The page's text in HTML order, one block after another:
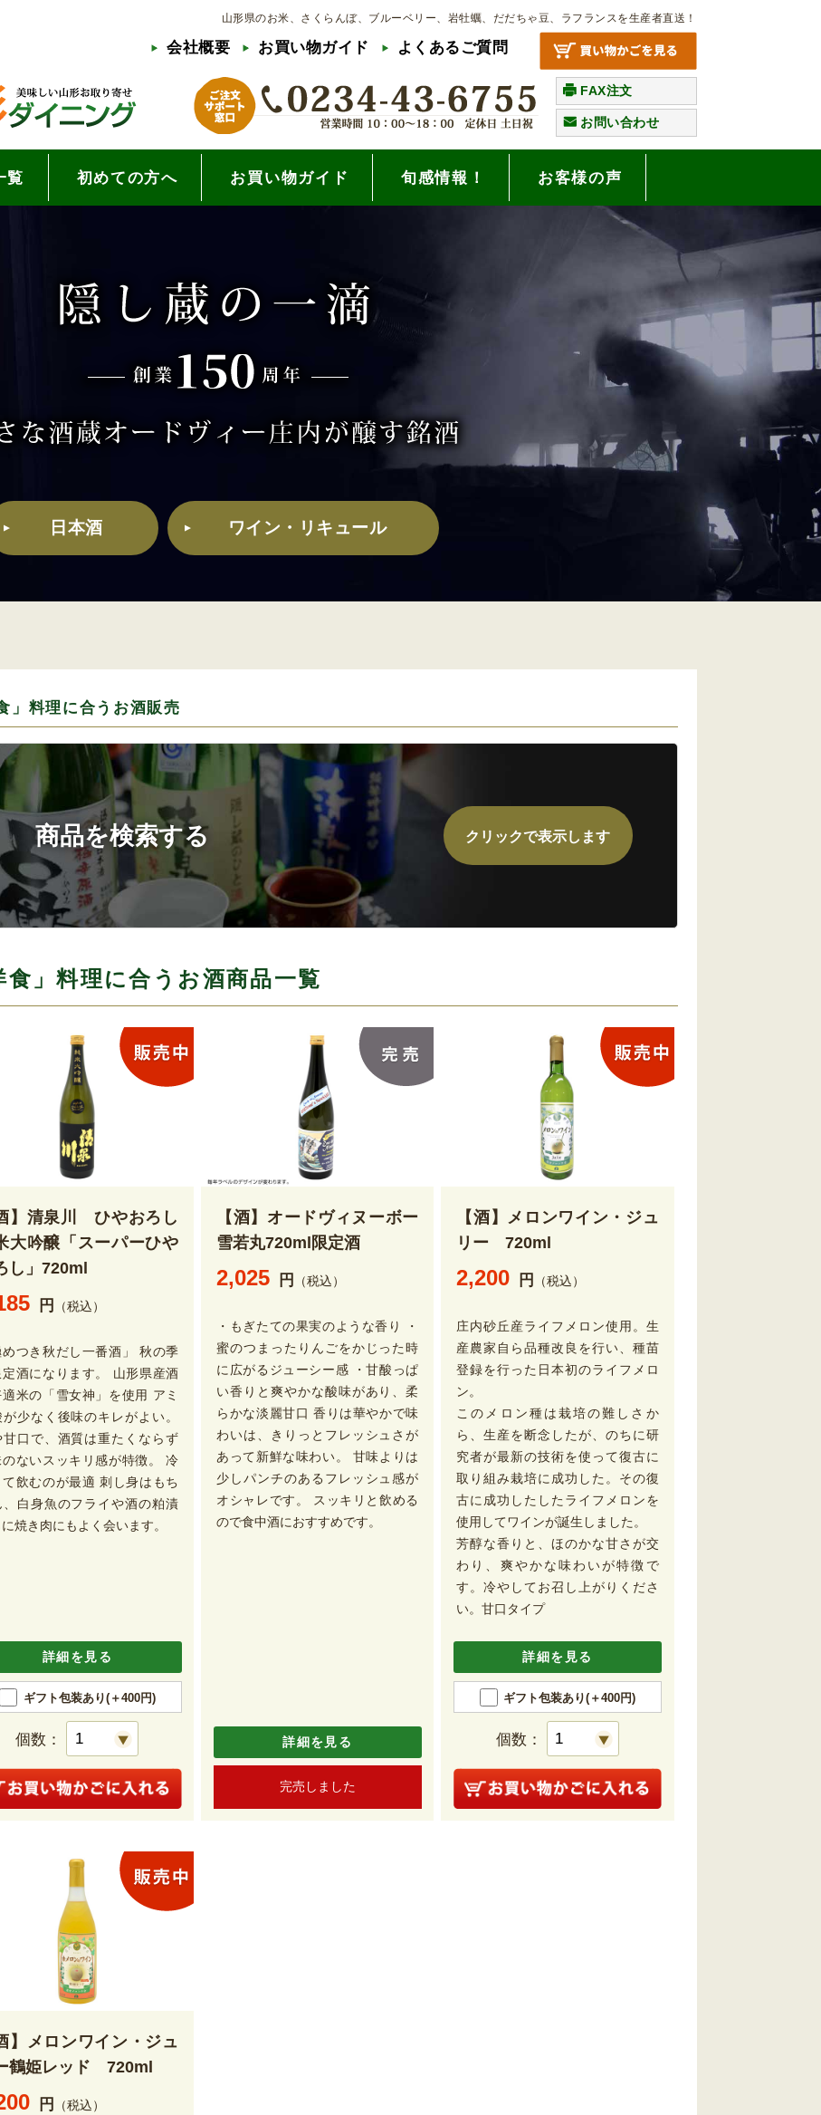
山形県のお米、さくらんぼ、ブルーベリー、岩牡蠣、だだちゃ豆、ラフランスを生産者直送！
会社概要 お買い物ガイド よくあるご質問
FAX注文
お問い合わせ
覧 初めての方へ お買い物ガイド 旬感情報！ お客様の声
日本酒 ワイン・リキュール
」料理に合うお酒販売
商品を検索する
食」料理に合うお酒商品一覧
】清泉川 ひやおろし
大吟醸「スーパーひや
し」720ml
円 （税込）
めつき秋だし一番酒」 秋の季
定酒になります。 山形県産酒
米の「雪女神」を使用 アミ
が少なく後味のキレがよい。
甘口で、酒質は重たくならず
のないスッキリ感が特徴。 冷
て飲むのが最適 刺し身はもち
、白身魚のフライや酒の粕漬
焼き肉にもよく会います。
詳細を見る
ギフト包装あり(＋400円)
個数：
【酒】オードヴィヌーボー
雪若丸720ml限定酒
2,025 円 （税込）
・もぎたての果実のような香り ・
蜜のつまったりんごをかじった時
に広がるジューシー感 ・甘酸っぱ
い香りと爽やかな酸味があり、柔
らかな淡麗甘口 香りは華やかで味
わいは、きりっとフレッシュさが
あって新鮮な味わい。 甘味よりは
少しパンチのあるフレッシュ感が
オシャレです。 スッキリと飲める
ので食中酒におすすめです。
詳細を見る
完売しました
【酒】メロンワイン・ジュ
リー 720ml
2,200 円 （税込）
庄内砂丘産ライフメロン使用。生
産農家自ら品種改良を行い、種苗
登録を行った日本初のライフメロ
ン。
このメロン種は栽培の難しさか
ら、生産を断念したが、のちに研
究者が最新の技術を使って復古に
取り組み栽培に成功した。その復
古に成功したしたライフメロンを
使用してワインが誕生しました。
芳醇な香りと、ほのかな甘さが交
わり、爽やかな味わいが特徴で
す。冷やしてお召し上がりくださ
い。甘口タイプ
詳細を見る
ギフト包装あり(＋400円)
個数：
】メロンワイン・ジュ
鶴姫レッド 720ml
円 （税込）